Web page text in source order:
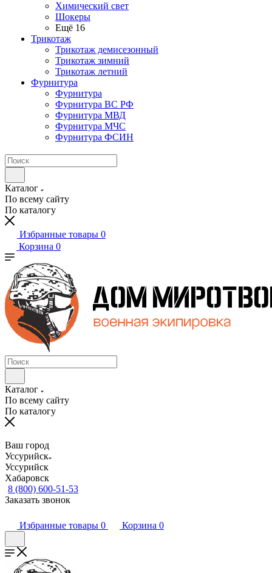
Химический свет
Шокеры
Ещё 16
Трикотаж
Трикотаж демисезонный
Трикотаж зимний
Трикотаж летний
Фурнитура
Фурнитура
Фурнитура ВС РФ
Фурнитура МВД
Фурнитура МЧС
Фурнитура ФСИН
Каталог
По всему сайту
По каталогу
Избранные товары 0
Корзина 0
Каталог
По всему сайту
По каталогу
Ваш город
Уссурийск
Уссурийск
Хабаровск
8 (800) 600-51-53
Заказать звонок
Избранные товары 0 Корзина 0